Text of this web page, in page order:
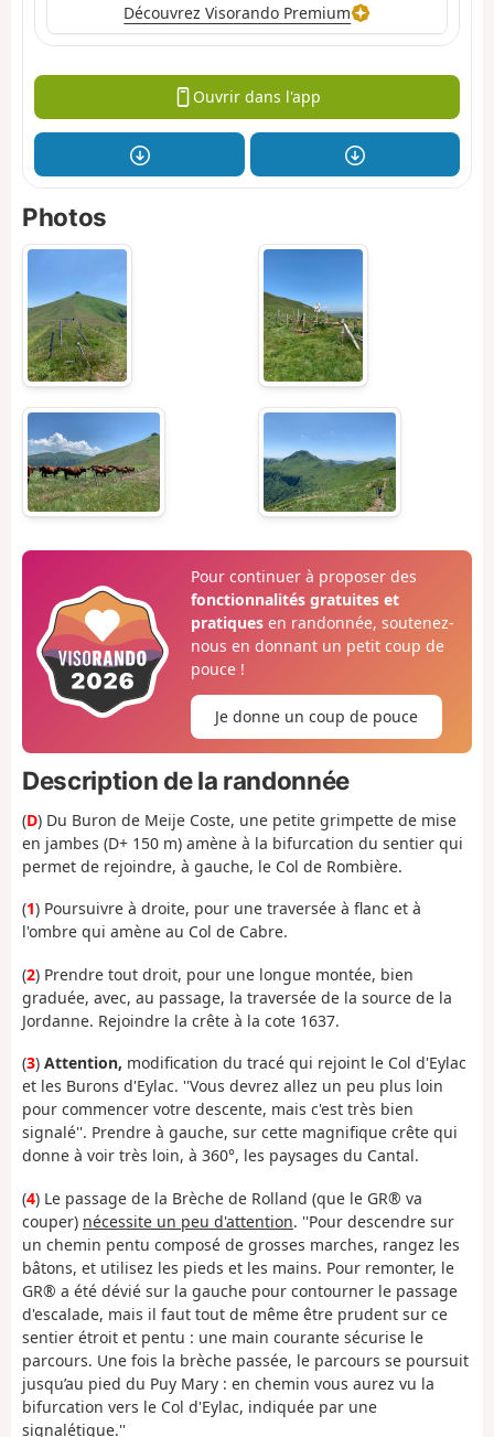
Découvrez Visorando Premium
Ouvrir dans l'app
Photos
Pour continuer à proposer des
fonctionnalités gratuites et
pratiquesen randonnée, soutenez-
nous en donnant un petit coup de
pouce !
Je donne un coup de pouce
Description de la randonnée
(D) Du Buron de Meije Coste, une petite grimpette de mise
en jambes (D+ 150 m) amène à la bifurcation du sentier qui
permet de rejoindre, à gauche, le Col de Rombière.
(1) Poursuivre à droite, pour une traversée à flanc et à
l'ombre qui amène au Col de Cabre.
(2) Prendre tout droit, pour une longue montée, bien
graduée, avec, au passage, la traversée de la source de la
Jordanne. Rejoindre la crête à la cote 1637.
(3) Attention, modification du tracé qui rejoint le Col d'Eylac
et les Burons d'Eylac. ''Vous devrez allez un peu plus loin
pour commencer votre descente, mais c'est très bien
signalé''. Prendre à gauche, sur cette magnifique crête qui
donne à voir très loin, à 360°, les paysages du Cantal.
(4) Le passage de la Brèche de Rolland (que le GR® va
couper) nécessite un peu d'attention. ''Pour descendre sur
un chemin pentu composé de grosses marches, rangez les
bâtons, et utilisez les pieds et les mains. Pour remonter, le
GR® a été dévié sur la gauche pour contourner le passage
d'escalade, mais il faut tout de même être prudent sur ce
sentier étroit et pentu : une main courante sécurise le
parcours. Une fois la brèche passée, le parcours se poursuit
jusqu’au pied du Puy Mary : en chemin vous aurez vu la
bifurcation vers le Col d'Eylac, indiquée par une
signalétique.''